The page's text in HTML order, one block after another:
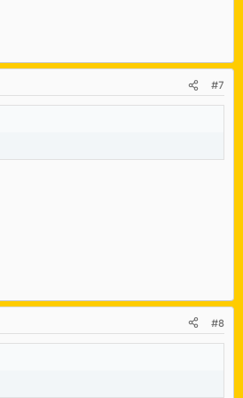
#7
#8